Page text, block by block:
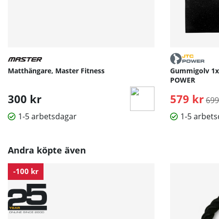
Matthängare, Master Fitness
300 kr
1-5 arbetsdagar
Gummigolv
POWER
579 kr
1-5
Andra köpte även
-100 kr